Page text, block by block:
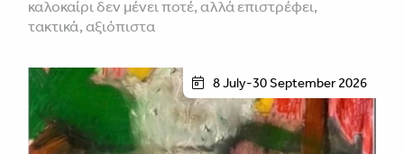
καλοκαίρι δεν μένει ποτέ, αλλά επιστρέφει,
τακτικά, αξιόπιστα
8 July-30 September 2026